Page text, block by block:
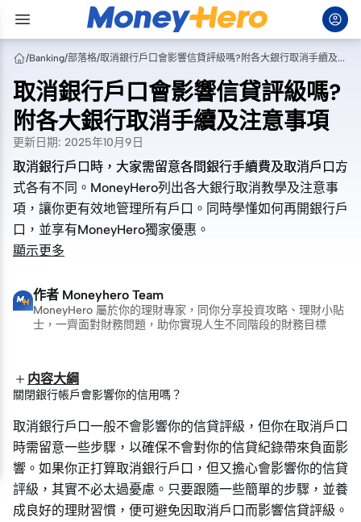
/Banking/部落格/ 取消銀行戶口會影響信貸評級嗎?附各大銀行取消手續及注意事項
取消銀行戶口會影響信貸評級嗎?
附各大銀行取消手續及注意事項
更新日期: 2025年10月9日
取消銀行戶口時，大家需留意各間銀行手續費及取消戶口方
式各有不同。MoneyHero列出各大銀行取消教學及注意事
項，讓你更有效地管理所有戶口。同時學懂如何再開銀行戶
口，並享有MoneyHero獨家優惠。
取消銀行戶口時，大家需留意各間銀行手續費及取消戶口方
式各有不同。MoneyHero列出各大銀行取消教學及注意事
項，讓你更有效地管理所有戶口。同時學懂如何再開銀行戶
口，並享有MoneyHero獨家優惠。
顯示更多
作者 Moneyhero Team
MoneyHero 屬於你的理財專家，同你分享投資攻略、理財小貼
士，一齊面對財務問題，助你實現人生不同階段的財務目標
内容大綱
關閉銀行帳戶會影響你的信用嗎？
取消銀行戶口一般不會影響你的信貸評級，但你在取消戶口
時需留意一些步驟，以確保不會對你的信貸紀錄帶來負面影
響。如果你正打算取消銀行戶口，但又擔心會影響你的信貸
評級，其實不必太過憂慮。只要跟隨一些簡單的步驟，並養
成良好的理財習慣，便可避免因取消戶口而影響信貸評級。